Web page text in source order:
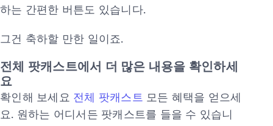
하는 간편한 버튼도 있습니다.
그건 축하할 만한 일이죠.
전체 팟캐스트에서 더 많은 내용을 확인하세
요
확인해 보세요 전체 팟캐스트 모든 혜택을 얻으세
요. 원하는 어디서든 팟캐스트를 들을 수 있습니